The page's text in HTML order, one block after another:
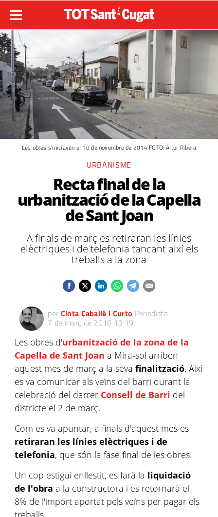
Les obres s'iniciaven el 10 de novembre de 2014 FOTO: Artur Ribera
URBANISME
Recta final de la
urbanització de la Capella
de Sant Joan
A finals de març es retiraran les línies
elèctriques i de telefonia tancant així els
treballs a la zona
per Cinta Caballé i Curto Periodista
7 de març de 2016 13:19
Les obres d'urbanització de la zona de la
Capella de Sant Joan a Mira-sol arriben
aquest mes de març a la seva finalització. Així
es va comunicar als veïns del barri durant la
celebració del darrer Consell de Barri del
districte el 2 de març.
Com es va apuntar, a finals d'aquest mes es
retiraran les línies elèctriques i de
telefonia, que són la fase final de les obres.
Un cop estigui enllestit, es farà la liquidació
de l'obra a la constructora i es retornarà el
8% de l'import aportat pels veïns per pagar els
treballs.